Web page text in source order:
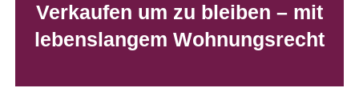
Verkaufen um zu bleiben – mit
lebenslangem Wohnungsrecht